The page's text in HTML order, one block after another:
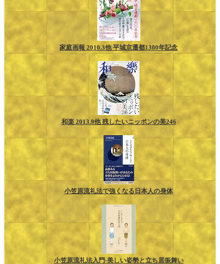
家庭画報 2010.3他 平城京遷都1300年記念
和楽 2013.9他 残したいニッポンの美246
小笠原流礼法で強くなる日本人の身体
小笠原流礼法入門-美しい姿勢と立ち居振舞い